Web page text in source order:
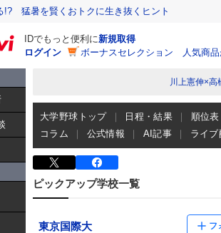
!? 猛暑を賢くおトクに生き抜くヒント
IDでもっと便利に新規取得
ログイン
ボーナスセレクション 人気商品
川上憲伸×高
大学野球トップ 日程・結果 順位表
コラム
公式情報 AI記事 ライブ
ピックアップ学校一覧
東京国際大 フ